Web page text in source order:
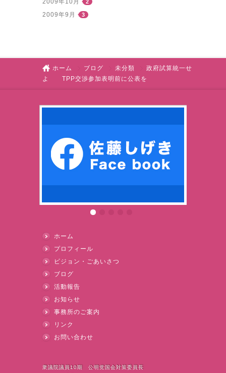
2
2009年9月 3
ホーム ブログ 未分類
政府試算統一せ
よ TPP交渉参加表明前に公表を
ホーム
プロフィール
ビジョン・ごあいさつ
ブログ
活動報告
お知らせ
事務所のご案内
リンク
お問い合わせ
衆議院議員10期 公明党国会対策委員長